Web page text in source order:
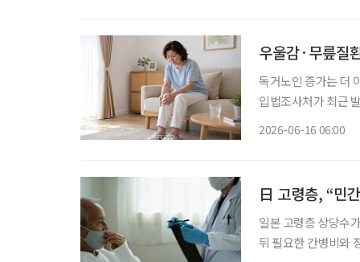
우울감·무릎질
독거노인 증가는 더
입법조사처가 최근
2026-06-16 06:00
日 고령층, “민
일본 고령층 상당수
뒤 필요한 간병비와